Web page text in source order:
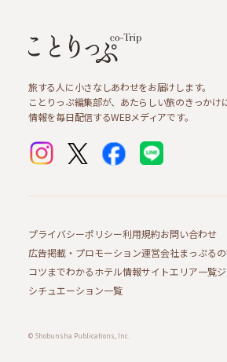
旅する人に小さなしあわせをお届けします。
ことりっぷ編集部が、あたらしい旅のきっかけ
情報を毎日配信するWEBメディアです。
プライバシーポリシー利用規約お問い合わせ
広告掲載・プロモーション運営会社まっぷる
コツまでわかるホテル情報サイトエリア一覧
シチュエーション一覧
© Shobunsha Publications, Inc.